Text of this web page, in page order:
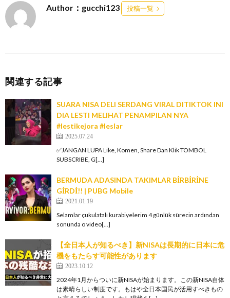
Author：gucchi123 投稿一覧
関連する記事
SUARA NISA DELI SERDANG VIRAL DITIKTOK INI
DIA LESTI MELIHAT PENAMPILAN NYA
#lestikejora #leslar
2025.07.24
✅️JANGAN LUPA Like, Komen, Share Dan Klik TOMBOL
SUBSCRIBE, G[…]
BERMUDA ADASINDA TAKIMLAR BİRBİRİNE
GİRDİ!! | PUBG Mobile
2021.01.19
Selamlar çukulatalı kurabiyelerim 4 günlük sürecin ardından
sonunda o video[…]
【全日本人が知るべき】新NISAは長期的に日本に危
機をもたらす可能性があります
2023.10.12
2024年1月からついに新NISAが始まります。この新NISA自体
は素晴らしい制度です。もはや全日本国民が活用すべきもの